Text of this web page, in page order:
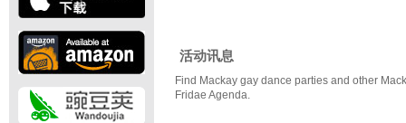
活动讯息
Find Mackay gay dance parties and other
Fridae Agenda.